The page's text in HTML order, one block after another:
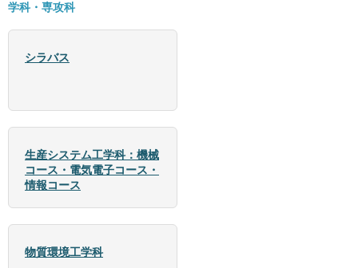
学科・専攻科
シラバス
生産システム工学科：機械
コース・電気電子コース・
情報コース
物質環境工学科